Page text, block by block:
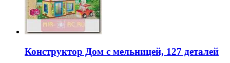
Конструктор Дом с мельницей, 127 деталей